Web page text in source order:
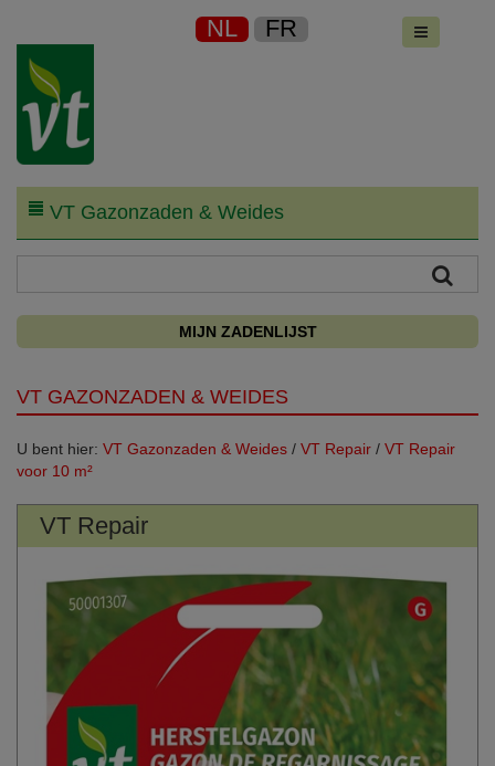
NL FR
VT Gazonzaden & Weides
MIJN ZADENLIJST
VT GAZONZADEN & WEIDES
U bent hier: VT Gazonzaden & Weides / VT Repair / VT Repair
voor 10 m²
VT Repair